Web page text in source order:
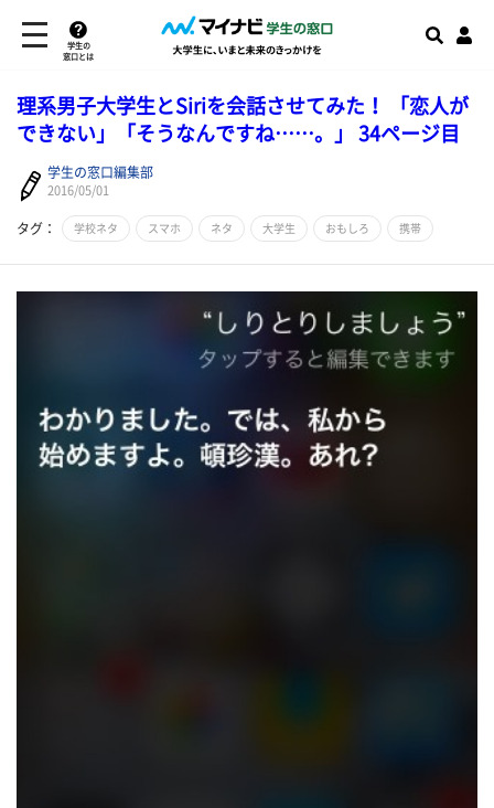
学生の
窓口とは
理系男子大学生とSiriを会話させてみた！ 「恋人が
できない」「そうなんですね……。」 34ページ目
学生の窓口編集部
2016/05/01
タグ： 学校ネタ スマホ ネタ 大学生 おもしろ 携帯